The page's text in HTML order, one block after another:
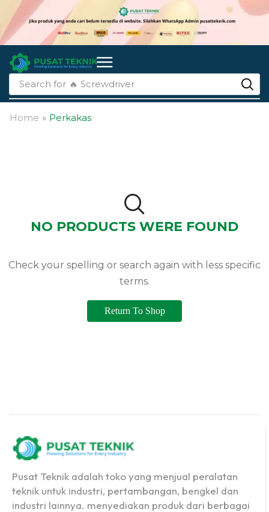
Search for 🔥 Screwdriver
Home » Perkakas
NO PRODUCTS WERE FOUND
Check your spelling or search again with less specific
terms.
Return To Shop
Pusat Teknik adalah toko yang menjual peralatan
teknik untuk industri, pertambangan, bengkel dan
industri lainnya. menyediakan produk dari berbagai